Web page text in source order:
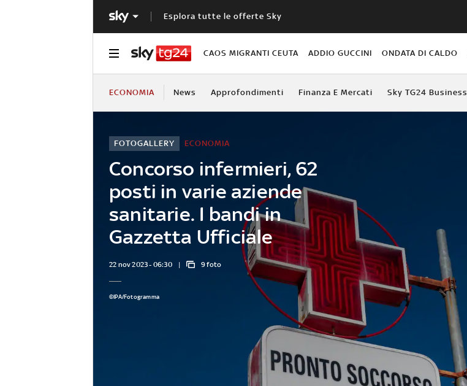
Esplora tutte le offerte Sky
CAOS MIGRANTI CEUTA ADDIO GUCCINI ONDATA DI CALDO
ECONOMIA News Approfondimenti Finanza E Mercati Sky TG24 Business
Concorso infermieri, 62
posti in varie aziende
sanitarie. I bandi in
Gazzetta Ufficiale
ECONOMIA
FOTOGALLERY
22 nov 2023 - 06:30 9 foto
©IPA/Fotogramma